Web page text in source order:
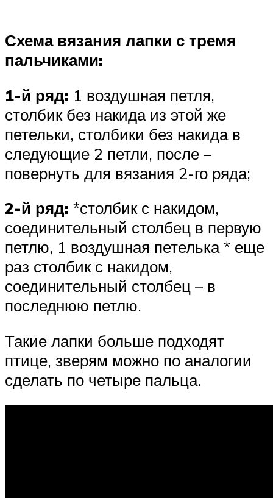
Схема вязания лапки с тремя
пальчиками:
1-й ряд: 1 воздушная петля,
столбик без накида из этой же
петельки, столбики без накида в
следующие 2 петли, после –
повернуть для вязания 2-го ряда;
2-й ряд: *столбик с накидом,
соединительный столбец в первую
петлю, 1 воздушная петелька * еще
раз столбик с накидом,
соединительный столбец – в
последнюю петлю.
Такие лапки больше подходят
птице, зверям можно по аналогии
сделать по четыре пальца.